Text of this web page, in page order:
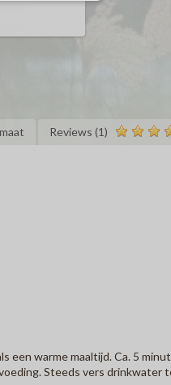
Reviews (1)
een warme maaltijd. Ca. 5
Steeds vers drinkwater